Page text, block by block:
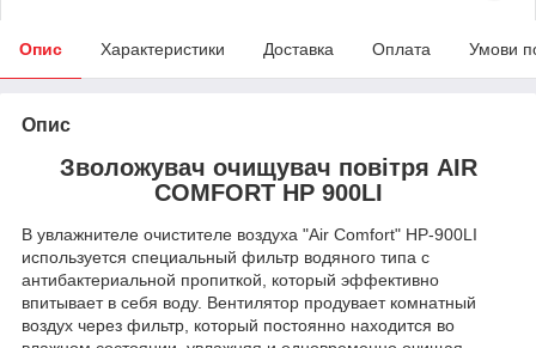
Опис Характеристики Доставка Оплата Умови
Опис
Зволожувач очищувач повітря AIR
COMFORT HP 900LI
В увлажнителе очистителе воздуха "Air Comfort" HP-900LI
используется специальный фильтр водяного типа с
антибактериальной пропиткой, который эффективно
впитывает в себя воду. Вентилятор продувает комнатный
воздух через фильтр, который постоянно находится во